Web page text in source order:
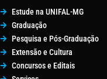
Estude na UNIFAL-MG
Graduação
Pesquisa e Pós-Graduação
Extensão e Cultura
Concursos e Editais